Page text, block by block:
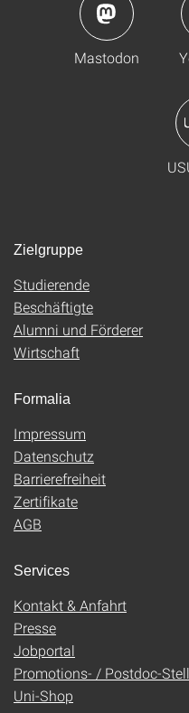
Mastodon
Zielgruppe
Studierende
Beschäftigte
Alumni und Förderer
Wirtschaft
Formalia
Impressum
Datenschutz
Barrierefreiheit
Zertifikate
AGB
Services
Kontakt & Anfahrt
Presse
Jobportal
Promotions- / Postdoc-
Uni-Shop